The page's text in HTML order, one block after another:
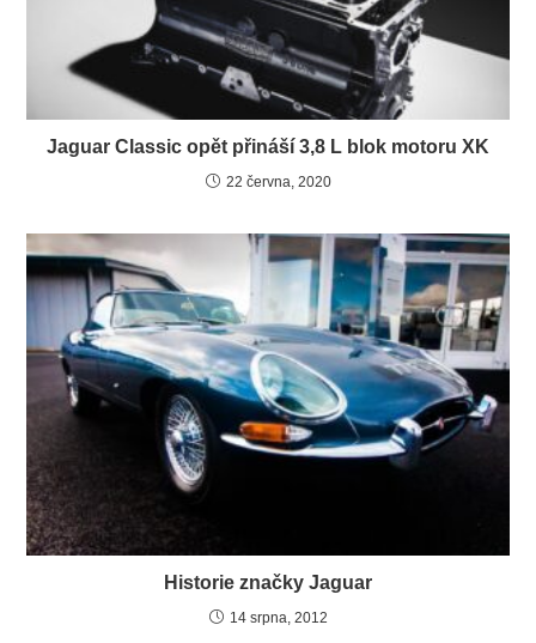
Jaguar Classic opět přináší 3,8 L blok motoru XK
22 června, 2020
Historie značky Jaguar
14 srpna, 2012